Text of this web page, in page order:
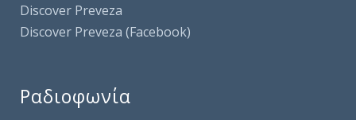
Discover Preveza
Discover Preveza (Facebook)
Ραδιοφωνία